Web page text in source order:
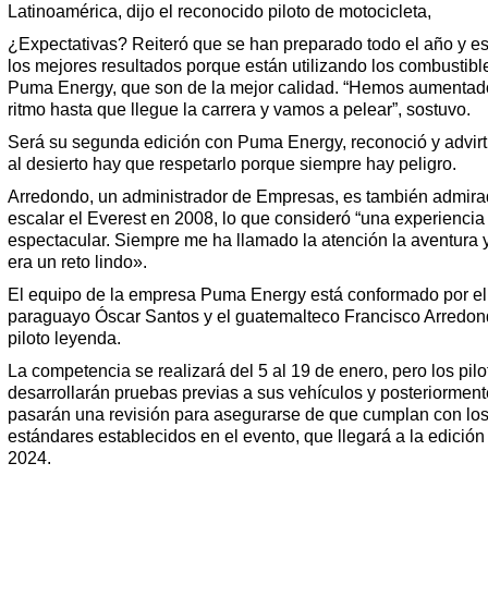
Latinoamérica, dijo el reconocido piloto de motocicleta,
¿Expectativas? Reiteró que se han preparado todo el año y
los mejores resultados porque están utilizando los
Puma Energy, que son de la mejor calidad. “Hemos
ritmo hasta que llegue la carrera y vamos a pelear”, sostuvo.
Será su segunda edición con Puma Energy, reconoció y
al desierto hay que respetarlo porque siempre hay peligro.
Arredondo, un administrador de Empresas, es también
escalar el Everest en 2008, lo que consideró “una
espectacular. Siempre me ha llamado la atención la aventura
era un reto lindo».
El equipo de la empresa Puma Energy está conformado por el
paraguayo Óscar Santos y el guatemalteco Francisco
piloto leyenda.
La competencia se realizará del 5 al 19 de enero, pero los
desarrollarán pruebas previas a sus vehículos y
pasarán una revisión para asegurarse de que cumplan con los
estándares establecidos en el evento, que llegará a la
2024.